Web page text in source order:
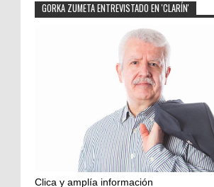
GORKA ZUMETA ENTREVISTADO EN 'CLARÍN'
Clica y amplía información